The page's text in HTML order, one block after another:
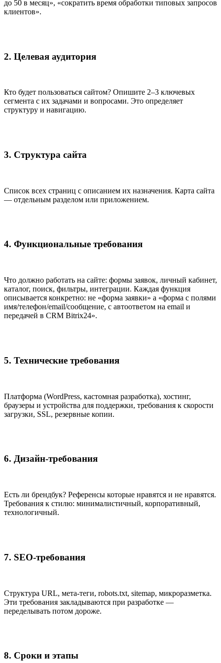
до 50 в месяц», «сократить время обработки типовых запросов
клиентов».
2. Целевая аудитория
Кто будет пользоваться сайтом? Опишите 2–3 ключевых
сегмента с их задачами и вопросами. Это определяет
структуру и навигацию.
3. Структура сайта
Список всех страниц с описанием их назначения. Карта сайта
— отдельным разделом или приложением.
4. Функциональные требования
Что должно работать на сайте: формы заявок, личный кабинет,
каталог, поиск, фильтры, интеграции. Каждая функция
описывается конкретно: не «форма заявки» а «форма с полями
имя/телефон/email/сообщение, с автоответом на email и
передачей в CRM Bitrix24».
5. Технические требования
Платформа (WordPress, кастомная разработка), хостинг,
браузеры и устройства для поддержки, требования к скорости
загрузки, SSL, резервные копии.
6. Дизайн-требования
Есть ли брендбук? Референсы которые нравятся и не нравятся.
Требования к стилю: минималистичный, корпоративный,
технологичный.
7. SEO-требования
Структура URL, мета-теги, robots.txt, sitemap, микроразметка.
Эти требования закладываются при разработке —
переделывать потом дороже.
8. Сроки и этапы